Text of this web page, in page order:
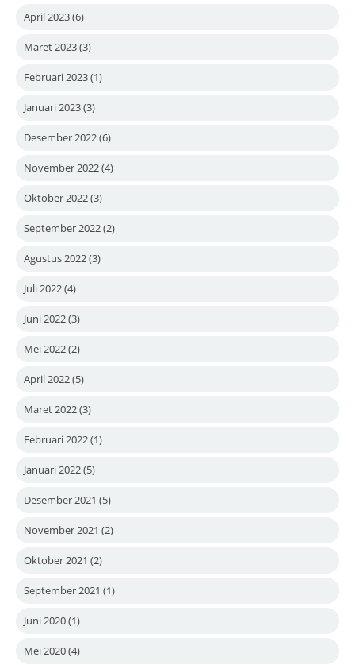
April 2023(6)
Maret 2023(3)
Februari 2023(1)
Januari 2023(3)
Desember 2022(6)
November 2022(4)
Oktober 2022(3)
September 2022(2)
Agustus 2022(3)
Juli 2022(4)
Juni 2022(3)
Mei 2022(2)
April 2022(5)
Maret 2022(3)
Februari 2022(1)
Januari 2022(5)
Desember 2021 (5)
November 2021 (2)
Oktober 2021 (2)
September 2021 (1)
Juni 2020(1)
Mei 2020(4)